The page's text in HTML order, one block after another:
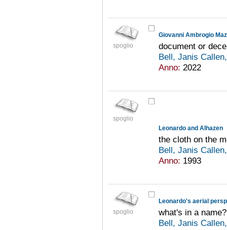
spoglio
Giovanni Ambrogio
document or
Bell, Janis
Anno: 2022
spoglio
Leonardo and Alhazen
the cloth on the
Bell, Janis
Anno: 1993
spoglio
Leonardo's aerial
what's in a name?
Bell, Janis